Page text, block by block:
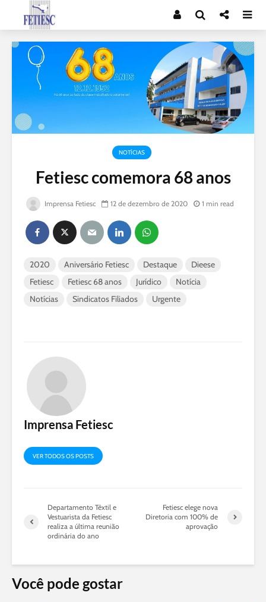
NOTÍCIAS
Fetiesc comemora 68 anos
Imprensa Fetiesc 12 de dezembro de 2020 1 min read
2020 Aniversário Fetiesc Destaque
Dieese
Fetiesc
Fetiesc 68 anos Jurídico
Notícia
Notícias
Sindicatos Filiados Urgente
Imprensa Fetiesc
VER TODOS OS POSTS
Departamento Têxtil e
Vestuarista da Fetiesc
realiza a última reunião
ordinária do ano
Fetiesc elege nova
Diretoria com 100% de
aprovação
Você pode gostar